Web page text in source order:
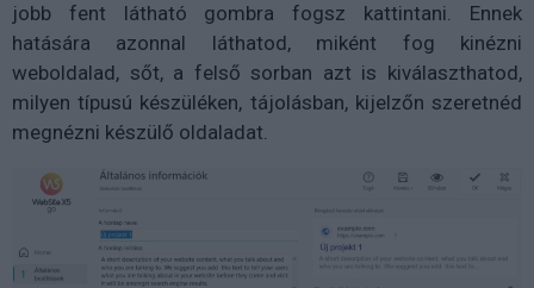
jobb fent látható gombra fogsz kattintani. Ennek
hatására azonnal láthatod, miként fog kinézni
weboldalad, sőt, a felső sorban azt is kiválaszthatod,
milyen típusú készüléken, tájolásban, kijelzőn szeretnéd
megnézni készülő oldaladat.